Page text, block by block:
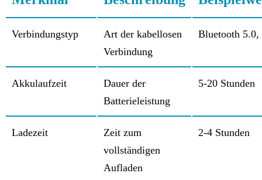
Verbindungstyp
Art der kabellosen
Verbindung
Bluetooth 5.0,
Akkulaufzeit
Dauer der
Batterieleistung
5-20 Stunden
Ladezeit
Zeit zum
vollständigen
Aufladen
2-4 Stunden